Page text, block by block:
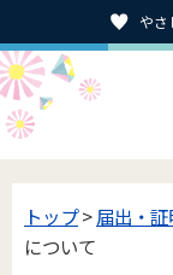
やさ
トップ>届出・証
について